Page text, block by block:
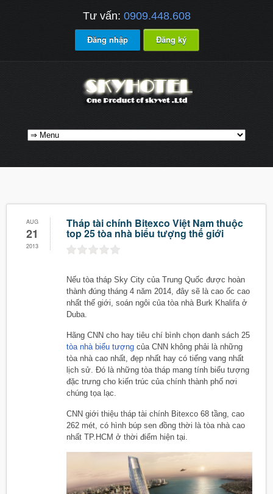
Tư vấn: 0909.448.608
Đăng nhập Đăng ký
AUG
21
2013
Tháp tài chính Bitexco Việt Nam thuộc
top 25 tòa nhà biểu tượng thế giới
Nếu tòa tháp Sky City của Trung Quốc được hoàn
thành đúng tháng 4 năm 2014, đây sẽ là cao ốc cao
nhất thế giới, soán ngôi của tòa nhà Burk Khalifa ở
Duba.
Hãng CNN cho hay tiêu chí bình chọn danh sách 25
tòa nhà biểu tượng của CNN không phải là những
tòa nhà cao nhất, đẹp nhất hay có tiếng vang nhất
lịch sử. Đó là những tòa tháp mang tính biểu tượng
đặc trưng cho kiến trúc của chính thành phố nơi
chúng tọa lạc.
CNN giới thiệu tháp tài chính Bitexco 68 tầng, cao
262 mét, có hình búp sen đồng thời là tòa nhà cao
nhất TP.HCM ở thời điểm hiện tại.